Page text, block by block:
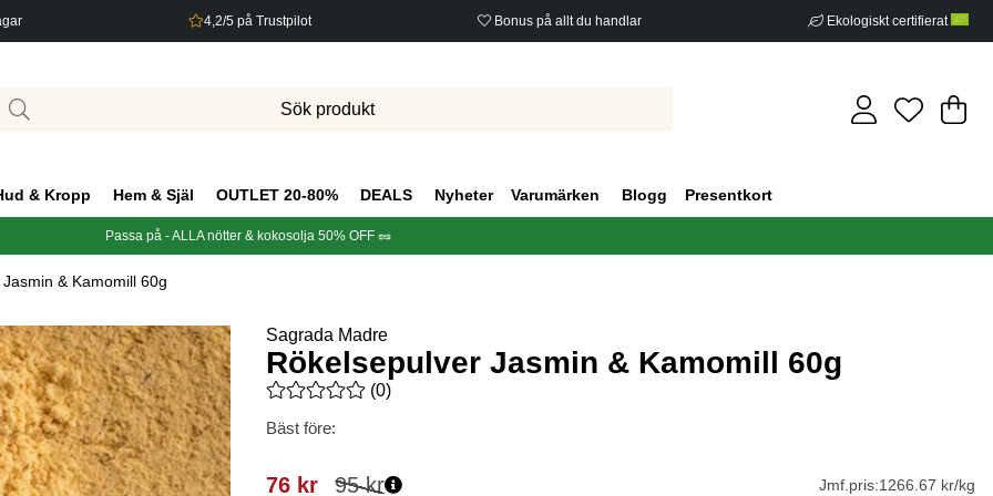
4,2/5 på Trustpilot Bonus på allt du handlar Ekologiskt certifierat
.
& Kropp Hem & Själ OUTLET 20-80% DEALS Nyheter Varumärken Blogg Presentkort
Passa på - ALLA nötter & kokosolja 50% OFF 🥜
& Kamomill 60g
Sagrada Madre
Rökelsepulver Jasmin & Kamomill 60g
Medelbetyg 0 av 5 Antal betyg 0
(0)
Bäst före:
95kr
76 kr Jmf.pris:1266.67 kr/kg